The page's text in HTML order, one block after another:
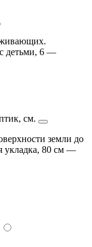
детьми, 6 —
см.
земли до
укладка, 80 см —